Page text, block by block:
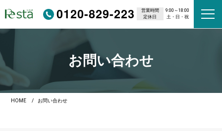
0120-829-223 営業時間
9:00～18:00
定休日
土・日・祝
お問い合わせ
HOME お問い合わせ